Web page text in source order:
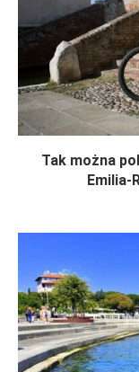
Tak można
Emilia-